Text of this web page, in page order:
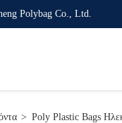
Polybag Co., Ltd.
> Poly Plastic Bags